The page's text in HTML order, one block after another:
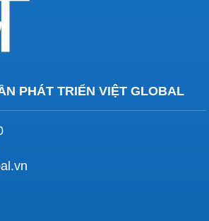
PHÁT TRIỂN VIỆT GLOBAL